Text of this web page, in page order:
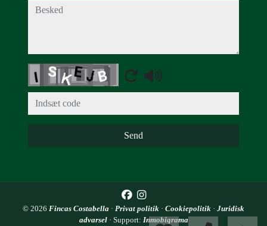
besked
Captcha
Send
© 2026 Fincas Costabella · Privat politik · Cookiepolitik · Juridisk
advarsel · Support: Inmobigrama